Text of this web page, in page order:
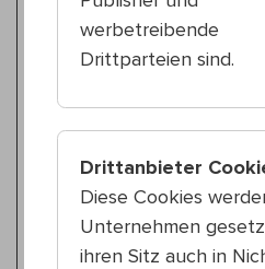
Heinrich, Menke &
Séancen
Literatur
18:30 — 19:30
12.,
Adele Knall
Lit!
werbetreibende
Drittparteien sind.
Drittanbieter
Diese Cookies
Unternehmen
ihren Sitz auch in